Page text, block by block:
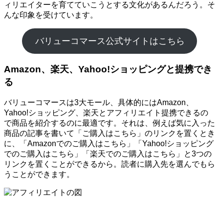
ィリエイターを育てていこうとする文化があるんだろう。そ
んな印象を受けています。
バリューコマース公式サイトはこちら
Amazon、楽天、Yahoo!ショッピングと提携でき
る
バリューコマースは3大モール、具体的にはAmazon、
Yahoo!ショッピング、楽天とアフィリエイト提携できるの
で商品を紹介するのに最適です。それは、例えば気に入った
商品の記事を書いて「ご購入はこちら」のリンクを置くとき
に、「Amazonでのご購入はこちら」「Yahoo!ショッピング
でのご購入はこちら」「楽天でのご購入はこちら」と3つの
リンクを置くことができるから。読者に購入先を選んでもら
うことができます。